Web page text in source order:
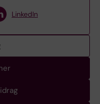
LinkedIn